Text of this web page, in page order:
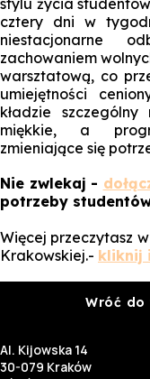
stylu życia
cztery dni w
niestacjonarne
zachowaniem
warsztatową, co
umiejętności
kładzie
miękkie, a
zmieniające się
Nie zwlekaj -
potrzeby
Więcej przeczytasz
Krakowskiej.- kliknij
Wróć
Al. Kijowska 14
30-079 Kraków